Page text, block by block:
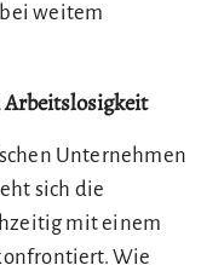
weitem
Arbeitslosigkeit
Unternehmen
sich die
mit einem
Wie